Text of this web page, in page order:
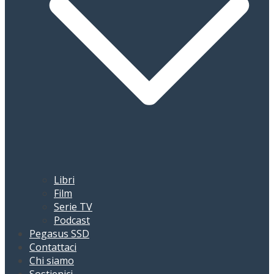
Libri
Film
Serie TV
Podcast
Pegasus SSD
Contattaci
Chi siamo